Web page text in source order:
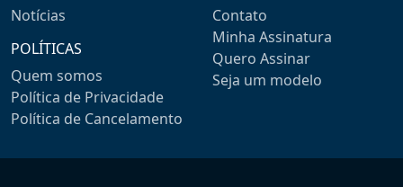
Notícias
POLÍTICAS
Quem somos
Política de Privacidade
Política de Cancelamento
Contato
Minha Assinatura
Quero Assinar
Seja um modelo